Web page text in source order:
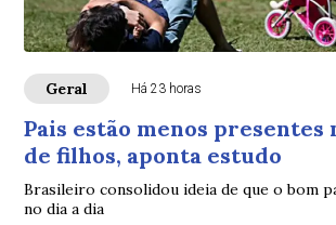
Geral Há 23 horas
Pais estão menos presentes
de filhos, aponta estudo
Brasileiro consolidou ideia de que o bom
no dia a dia